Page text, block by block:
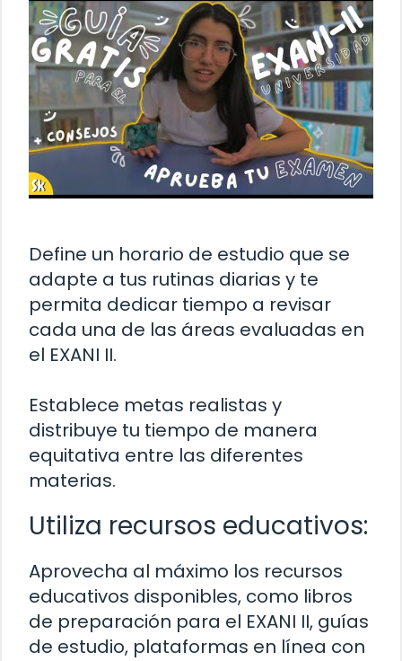
Define un horario de estudio que se
adapte a tus rutinas diarias y te
permita dedicar tiempo a revisar
cada una de las áreas evaluadas en
el EXANI II.
Establece metas realistas y
distribuye tu tiempo de manera
equitativa entre las diferentes
materias.
Utiliza recursos educativos:
Aprovecha al máximo los recursos
educativos disponibles, como libros
de preparación para el EXANI II, guías
de estudio, plataformas en línea con